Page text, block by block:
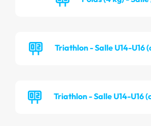
Triathlon - Salle U14-U16
Triathlon - Salle U14-U16